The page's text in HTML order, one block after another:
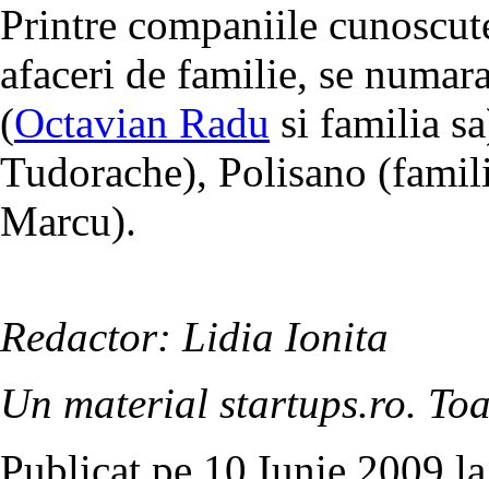
Printre companiile
afaceri de familie, se
(Octavian Radu si familia
Tudorache), Polisano
Marcu).
Redactor: Lidia Ionita
Un material startups.ro.